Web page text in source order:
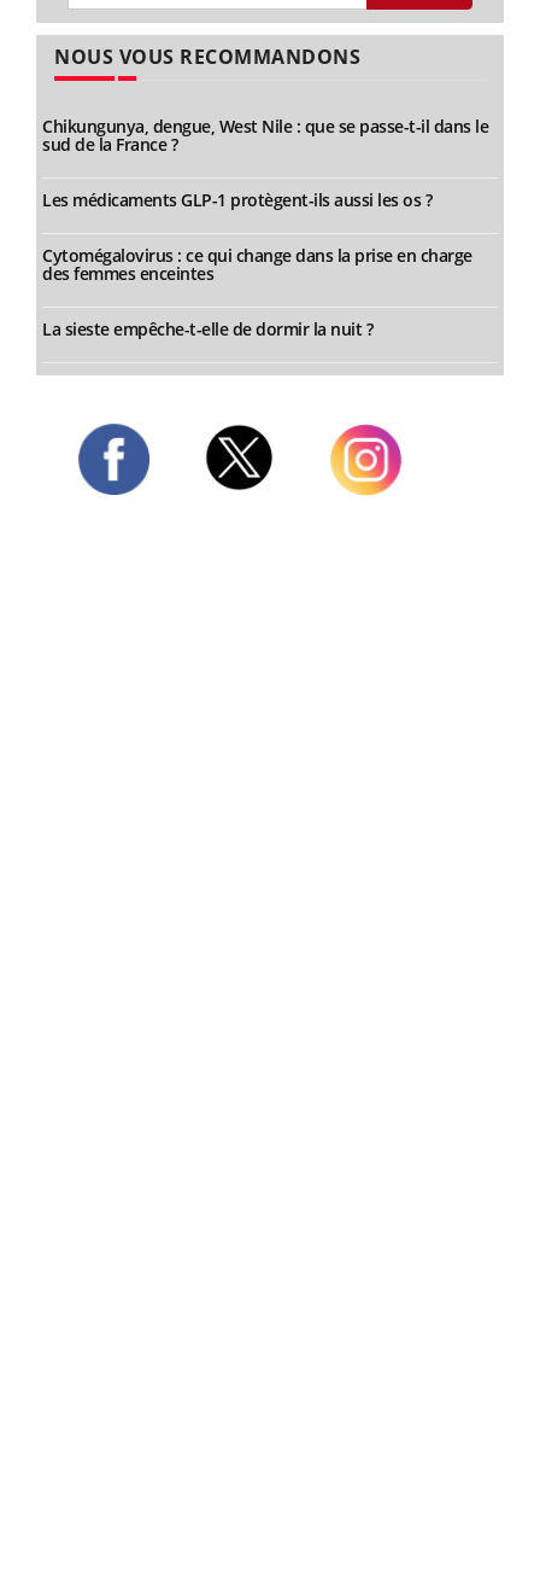
NOUS VOUS RECOMMANDONS
Chikungunya, dengue, West Nile : que se passe-t-il dans le
sud de la France ?
Les médicaments GLP-1 protègent-ils aussi les os ?
Cytomégalovirus : ce qui change dans la prise en charge
des femmes enceintes
La sieste empêche-t-elle de dormir la nuit ?